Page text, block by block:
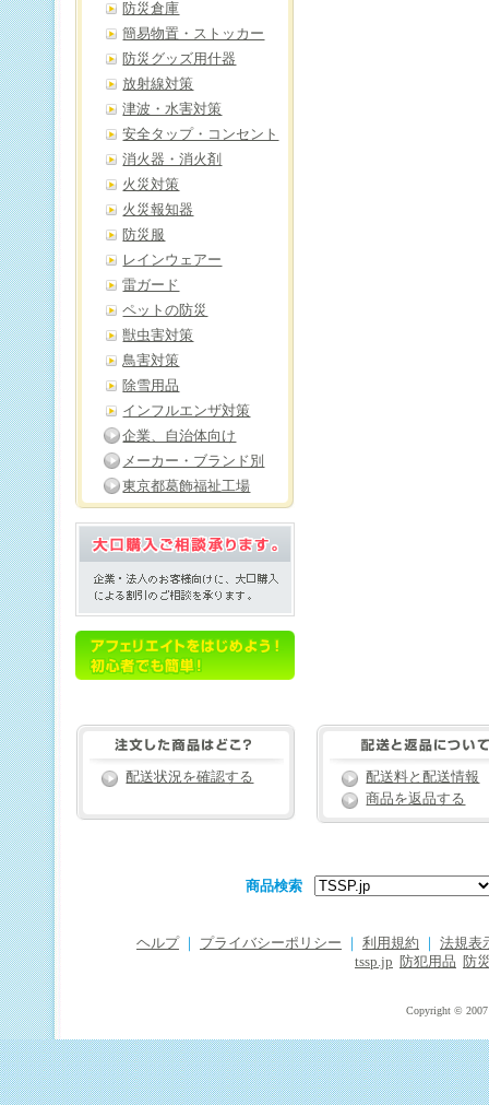
防災倉庫
簡易物置・ストッカー
防災グッズ用什器
放射線対策
津波・水害対策
安全タップ・コンセント
消火器・消火剤
火災対策
火災報知器
防災服
レインウェアー
雷ガード
ペットの防災
獣虫害対策
鳥害対策
除雪用品
インフルエンザ対策
企業、自治体向け
メーカー・ブランド別
東京都葛飾福祉工場
配送状況を確認する
配送料と配送情報
商品を返品する
商品検索
ヘルプ プライバシーポリシー 利用規約
法規表
tssp.jp
防犯用品 防
Copyright © 2007